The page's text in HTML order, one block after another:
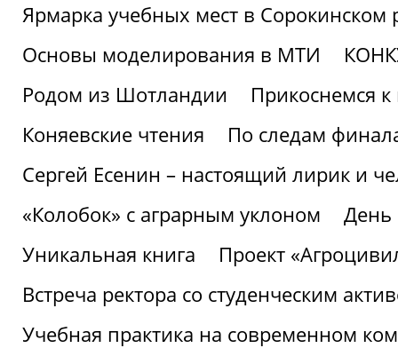
Ярмарка учебных мест в Сорокинском
Основы моделирования в МТИ
Родом из Шотландии
Прикоснемся
Коняевские чтения
По следам
Сергей Есенин – настоящий лирик и
«Колобок» с аграрным уклоном
День
Уникальная книга
Проект
Встреча ректора со студенческим
Учебная практика на современном